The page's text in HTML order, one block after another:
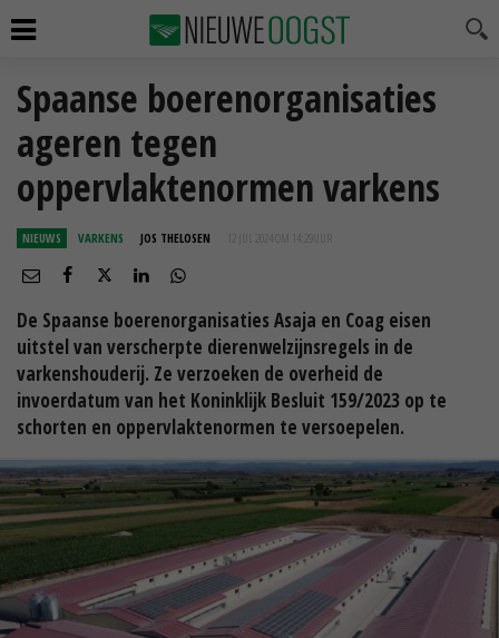
Spaanse boerenorganisaties
ageren tegen
oppervlaktenormen varkens
NIEUWS VARKENS JOS THELOSEN 12 JUL 2024 OM 14:29
De Spaanse boerenorganisaties Asaja en Coag eisen
uitstel van verscherpte dierenwelzijnsregels in de
varkenshouderij. Ze verzoeken de overheid de
invoerdatum van het Koninklijk Besluit 159/2023 op te
schorten en oppervlaktenormen te versoepelen.